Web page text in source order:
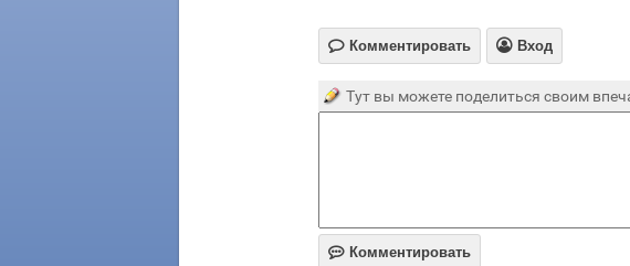
 Комментировать  Вход
Тут вы можете поделиться своим
 Комментировать